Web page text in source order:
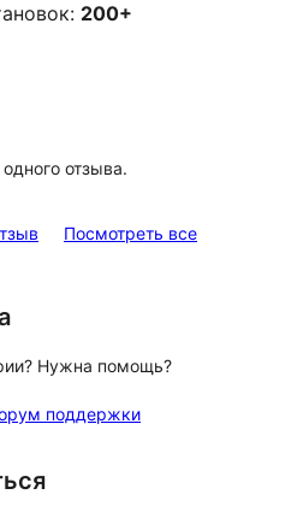
200+
отзыва.
Посмотреть всеотзывы
Нужна помощь?
поддержки